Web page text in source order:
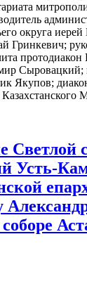
округа иерей
Гринкевич;
Сыровацкий;
Якупов;
Светлой
Усть-